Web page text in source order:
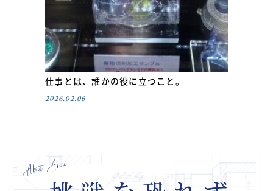
仕事とは、誰かの役に立つこと。
2026.02.06